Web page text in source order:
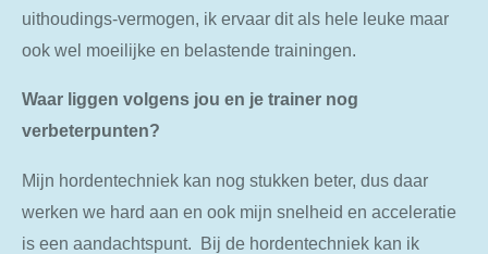
uithoudings-vermogen, ik ervaar dit als hele leuke maar
ook wel moeilijke en belastende trainingen.
Waar liggen volgens jou en je trainer nog
verbeterpunten?
Mijn hordentechniek kan nog stukken beter, dus daar
werken we hard aan en ook mijn snelheid en acceleratie
is een aandachtspunt. Bij de hordentechniek kan ik